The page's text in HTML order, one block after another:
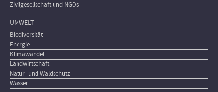
Zivilgesellschaft und NGOs
UMWELT
Biodiversität
Energie
Klimawandel
Landwirtschaft
Natur- und Waldschutz
Wasser